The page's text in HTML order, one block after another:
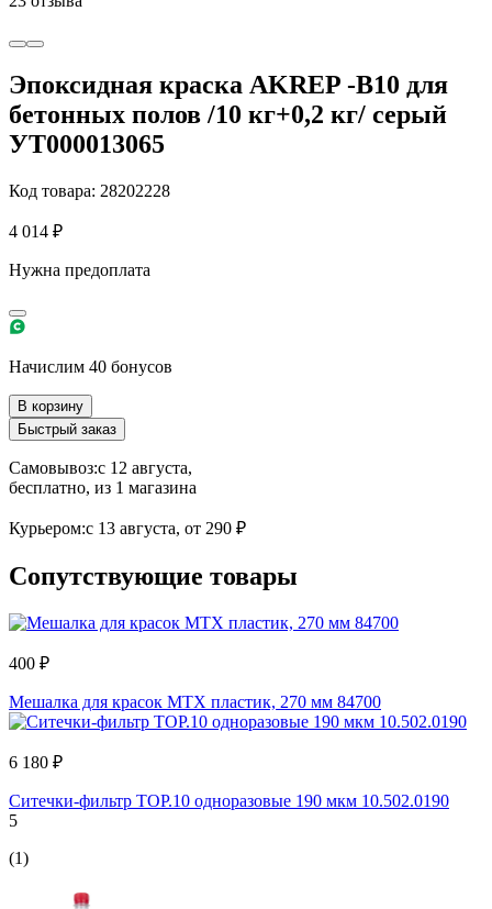
Эпоксидная краска AKREP -B10 для
бетонных полов /10 кг+0,2 кг/ серый
УТ000013065
Код товара: 28202228
4 014 ₽
Нужна предоплата
Начислим 40 бонусов
В корзину
Быстрый заказ
Самовывоз:c 12 августа,
бесплатно, из 1 магазина
Курьером:c 13 августа, от 290 ₽
Сопутствующие товары
400 ₽
Мешалка для красок MTX пластик, 270 мм 84700
6 180 ₽
Ситечки-фильтр TOP.10 одноразовые 190 мкм 10.502.0190
5
(1)